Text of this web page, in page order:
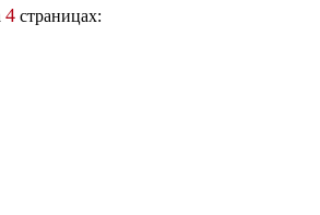
4 страницах: